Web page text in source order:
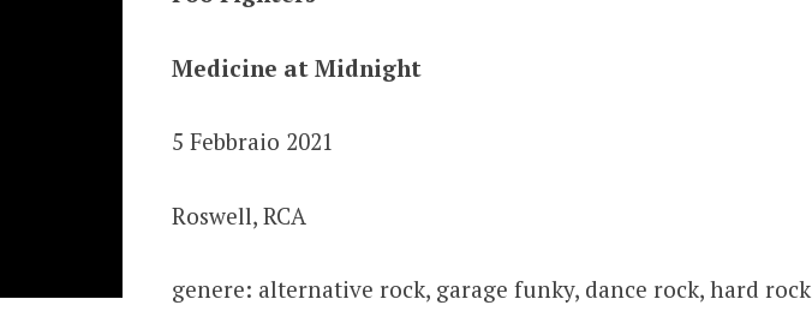
Medicine at Midnight
5 Febbraio 2021
Roswell, RCA
genere: alternative rock, garage funky, dance rock, hard rock